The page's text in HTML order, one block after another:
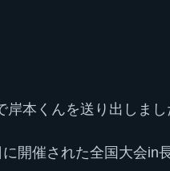
本くんを送り出しまし
開催された全国大会in